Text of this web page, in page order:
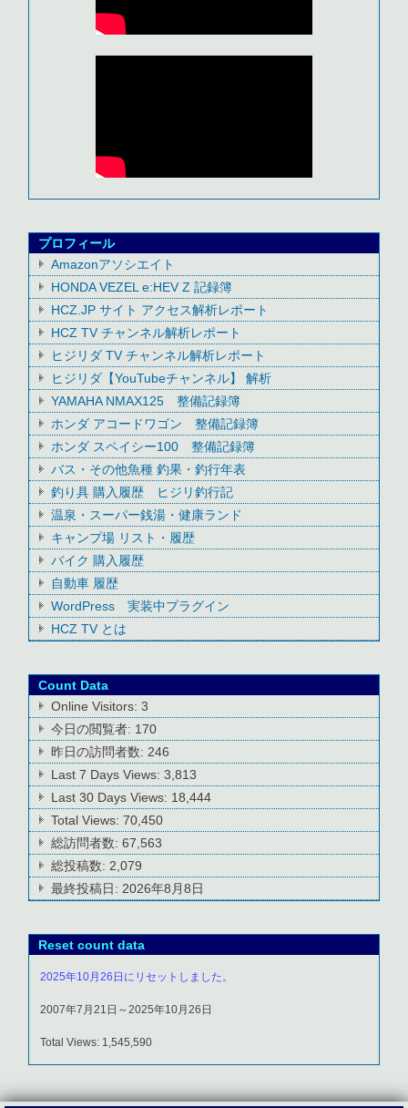
プロフィール
Amazonアソシエイト
HONDA VEZEL e:HEV Z 記録簿
HCZ.JP サイト アクセス解析レポート
HCZ TV チャンネル解析レポート
ヒジリダ TV チャンネル解析レポート
ヒジリダ【YouTubeチャンネル】 解析
YAMAHA NMAX125 整備記録簿
ホンダ アコードワゴン 整備記録簿
ホンダ スペイシー100 整備記録簿
バス・その他魚種 釣果・釣行年表
釣り具 購入履歴 ヒジリ釣行記
温泉・スーパー銭湯・健康ランド
キャンプ場 リスト・履歴
バイク 購入履歴
自動車 履歴
WordPress 実装中プラグイン
HCZ TV とは
Count Data
Online Visitors:3
今日の閲覧者: 170
昨日の訪問者数: 246
Last 7 Days Views:3,813
Last 30 Days Views: 18,444
Total Views:70,450
総訪問者数:67,563
総投稿数: 2,079
最終投稿日: 2026年8月8日
Reset count data
2025年10月26日にリセットしました。
2007年7月21日～2025年10月26日
Total Views: 1,545,590